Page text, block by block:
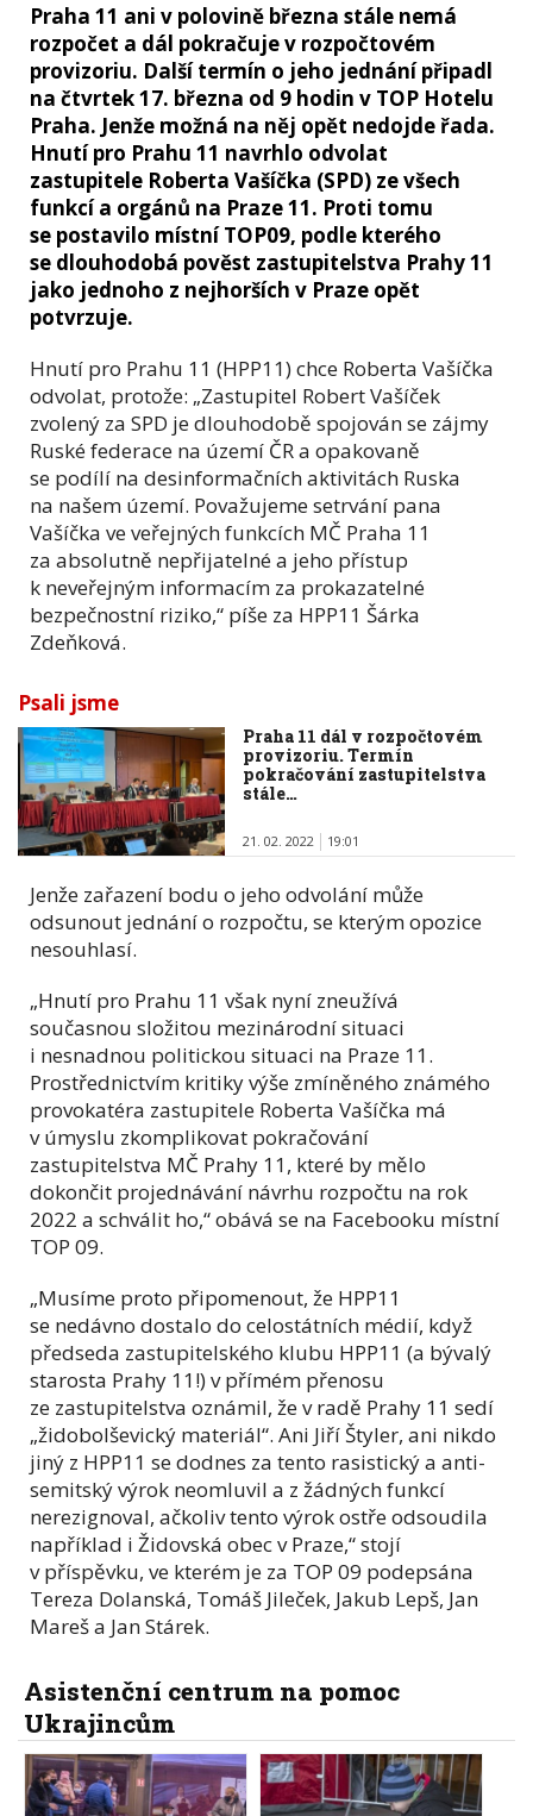
Praha 11 ani v polovině března stále nemá
rozpočet a dál pokračuje v rozpočtovém
provizoriu. Další termín o jeho jednání připadl
na čtvrtek 17. března od 9 hodin v TOP Hotelu
Praha. Jenže možná na něj opět nedojde řada.
Hnutí pro Prahu 11 navrhlo odvolat
zastupitele Roberta Vašíčka (SPD) ze všech
funkcí a orgánů na Praze 11. Proti tomu
se postavilo místní TOP09, podle kterého
se dlouhodobá pověst zastupitelstva Prahy 11
jako jednoho z nejhorších v Praze opět
potvrzuje.
Hnutí pro Prahu 11 (HPP11) chce Roberta Vašíčka
odvolat, protože: „Zastupitel Robert Vašíček
zvolený za SPD je dlouhodobě spojován se zájmy
Ruské federace na území ČR a opakovaně
se podílí na desinformačních aktivitách Ruska
na našem území. Považujeme setrvání pana
Vašíčka ve veřejných funkcích MČ Praha 11
za absolutně nepřijatelné a jeho přístup
k neveřejným informacím za prokazatelné
bezpečnostní riziko,“ píše za HPP11 Šárka
Zdeňková.
Psali jsme
Praha 11 dál v rozpočtovém
provizoriu. Termín
pokračování zastupitelstva
stále…
21. 02. 2022 19:01
Jenže zařazení bodu o jeho odvolání může
odsunout jednání o rozpočtu, se kterým opozice
nesouhlasí.
„Hnutí pro Prahu 11 však nyní zneužívá
současnou složitou mezinárodní situaci
i nesnadnou politickou situaci na Praze 11.
Prostřednictvím kritiky výše zmíněného známého
provokatéra zastupitele Roberta Vašíčka má
v úmyslu zkomplikovat pokračování
zastupitelstva MČ Prahy 11, které by mělo
dokončit projednávání návrhu rozpočtu na rok
2022 a schválit ho,“ obává se na Facebooku místní
TOP 09.
„Musíme proto připomenout, že HPP11
se nedávno dostalo do celostátních médií, když
předseda zastupitelského klubu HPP11 (a bývalý
starosta Prahy 11!) v přímém přenosu
ze zastupitelstva oznámil, že v radě Prahy 11 sedí
„židobolševický materiál“. Ani Jiří Štyler, ani nikdo
jiný z HPP11 se dodnes za tento rasistický a anti-
semitský výrok neomluvil a z žádných funkcí
nerezignoval, ačkoliv tento výrok ostře odsoudila
například i Židovská obec v Praze,“ stojí
v příspěvku, ve kterém je za TOP 09 podepsána
Tereza Dolanská, Tomáš Jileček, Jakub Lepš, Jan
Mareš a Jan Stárek.
Asistenční centrum na pomoc
Ukrajincům